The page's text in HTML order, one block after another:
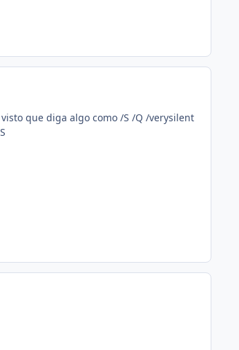
que diga algo como /S /Q /verysilent